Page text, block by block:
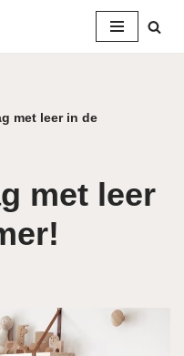
met leer in de
met leer